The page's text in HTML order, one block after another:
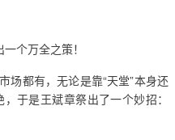
个万全之策！
场都有，无论是靠“天堂”本身还
于是王斌章祭出了一个妙招：